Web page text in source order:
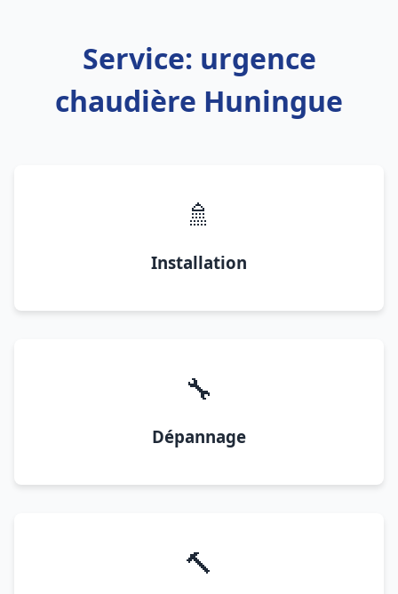
Service: urgence
chaudière Huningue
🚿
Installation
🔧
Dépannage
🔨